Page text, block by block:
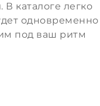
каталоге легко
одновременно
под ваш ритм